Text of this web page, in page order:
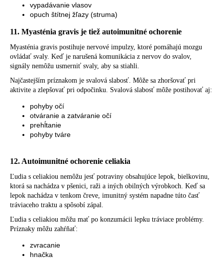
vypadávanie vlasov
opuch štítnej žľazy (struma)
11. Myasténia gravis je tiež autoimunitné ochorenie
Myasténia gravis postihuje nervové impulzy, ktoré pomáhajú mozgu
ovládať svaly. Keď je narušená komunikácia z nervov do svalov,
signály nemôžu usmerniť svaly, aby sa stiahli.
Najčastejším príznakom je svalová slabosť. Môže sa zhoršovať pri
aktivite a zlepšovať pri odpočinku. Svalová slabosť môže postihovať aj:
pohyby očí
otváranie a zatváranie očí
prehĺtanie
pohyby tváre
12. Autoimunitné ochorenie celiakia
Ľudia s celiakiou nemôžu jesť potraviny obsahujúce lepok, bielkovinu,
ktorá sa nachádza v pšenici, raži a iných obilných výrobkoch. Keď sa
lepok nachádza v tenkom čreve, imunitný systém napadne túto časť
tráviaceho traktu a spôsobí zápal.
Ľudia s celiakiou môžu mať po konzumácii lepku tráviace problémy.
Príznaky môžu zahŕňať:
zvracanie
hnačka